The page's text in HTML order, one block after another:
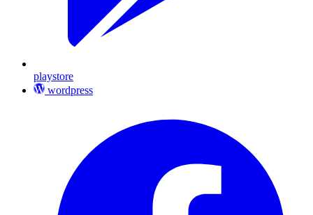
playstore
wordpress